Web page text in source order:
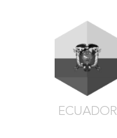
ECUADOR